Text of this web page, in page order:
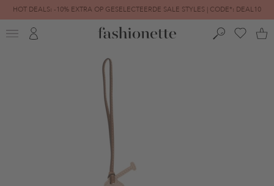
HOT DEALS: -10% EXTRA OP GESELECTEERDE SALE STYLES | CODE*: DEAL10
FINAL SALE | TOT -80% GEREDUCEERD